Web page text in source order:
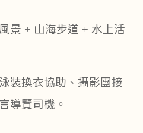
景 + 山海步道 + 水上活
裝換衣協助、攝影團接
導覽司機。